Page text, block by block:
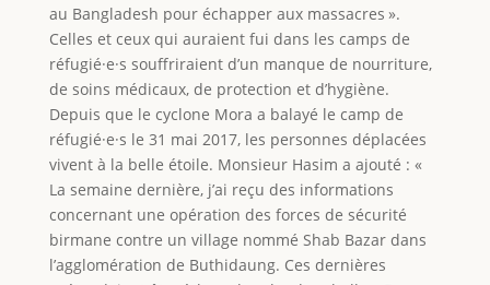
au Bangladesh pour échapper aux massacres ».
Celles et ceux qui auraient fui dans les camps de
réfugié·e·s souffriraient d’un manque de nourriture,
de soins médicaux, de protection et d’hygiène.
Depuis que le cyclone Mora a balayé le camp de
réfugié·e·s le 31 mai 2017, les personnes déplacées
vivent à la belle étoile. Monsieur Hasim a ajouté : «
La semaine dernière, j’ai reçu des informations
concernant une opération des forces de sécurité
birmane contre un village nommé Shab Bazar dans
l’agglomération de Buthidaung. Ces dernières